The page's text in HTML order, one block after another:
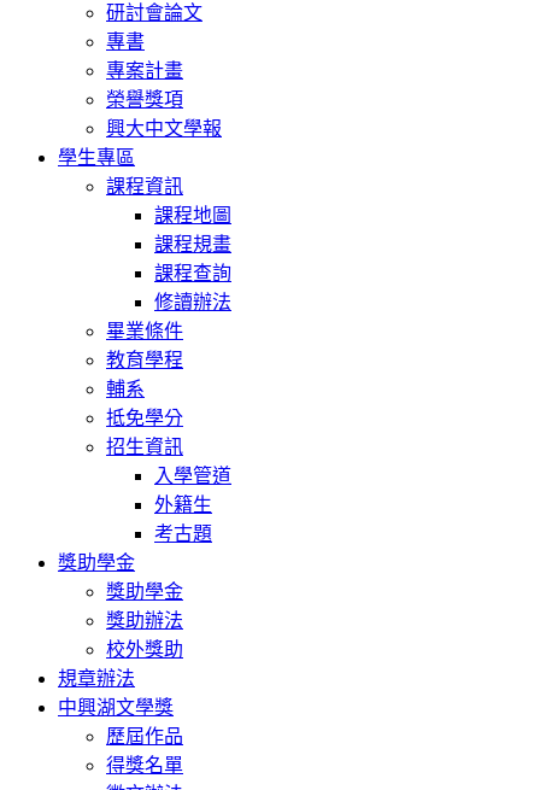
研討會論文
專書
專案計畫
榮譽獎項
興大中文學報
學生專區
課程資訊
課程地圖
課程規畫
課程查詢
修讀辦法
畢業條件
教育學程
輔系
抵免學分
招生資訊
入學管道
外籍生
考古題
獎助學金
獎助學金
獎助辦法
校外獎助
規章辦法
中興湖文學獎
歷屆作品
得獎名單